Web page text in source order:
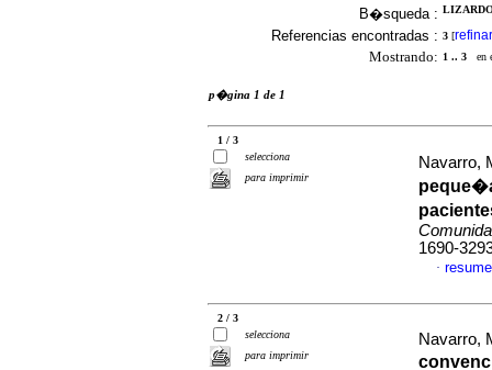
B�squeda :
Referencias encontradas : 3 [refinar
Mostrando: 1 .. 3 en
p�gina 1 de 1
1 / 3
selecciona
para imprimir
Navarro,
1690-
·
2 / 3
selecciona
para imprimir
Navarro,